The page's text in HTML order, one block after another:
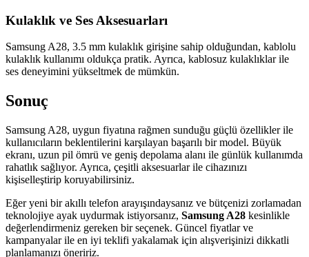
Kulaklık ve Ses Aksesuarları
Samsung A28, 3.5 mm kulaklık girişine sahip olduğundan, kablolu
kulaklık kullanımı oldukça pratik. Ayrıca, kablosuz kulaklıklar ile
ses deneyimini yükseltmek de mümkün.
Sonuç
Samsung A28, uygun fiyatına rağmen sunduğu güçlü özellikler ile
kullanıcıların beklentilerini karşılayan başarılı bir model. Büyük
ekranı, uzun pil ömrü ve geniş depolama alanı ile günlük kullanımda
rahatlık sağlıyor. Ayrıca, çeşitli aksesuarlar ile cihazınızı
kişiselleştirip koruyabilirsiniz.
Eğer yeni bir akıllı telefon arayışındaysanız ve bütçenizi zorlamadan
teknolojiye ayak uydurmak istiyorsanız, Samsung A28 kesinlikle
değerlendirmeniz gereken bir seçenek. Güncel fiyatlar ve
kampanyalar ile en iyi teklifi yakalamak için alışverişinizi dikkatli
planlamanızı öneririz.